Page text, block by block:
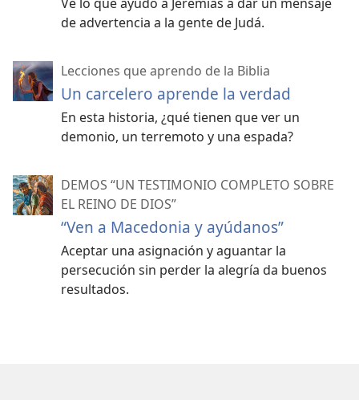
de advertencia a la gente de Judá.
Lecciones que aprendo de la Biblia
Un carcelero aprende la verdad
En esta historia, ¿qué tienen que ver un
demonio, un terremoto y una espada?
DEMOS “UN TESTIMONIO COMPLETO SOBRE
EL REINO DE DIOS”
“Ven a Macedonia y ayúdanos”
Aceptar una asignación y aguantar la
persecución sin perder la alegría da buenos
resultados.